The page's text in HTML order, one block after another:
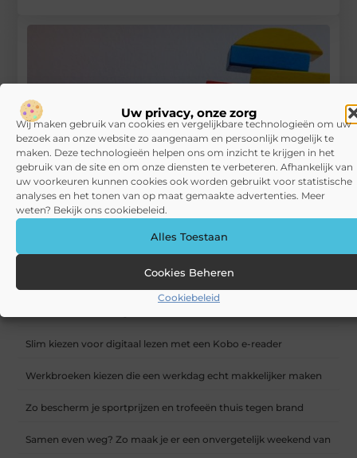
Uw privacy, onze zorg
Wij maken gebruik van cookies en vergelijkbare technologieën om uw
bezoek aan onze website zo aangenaam en persoonlijk mogelijk te
maken. Deze technologieën helpen ons om inzicht te krijgen in het
gebruik van de site en om onze diensten te verbeteren. Afhankelijk van
uw voorkeuren kunnen cookies ook worden gebruikt voor statistische
analyses en het tonen van op maat gemaakte advertenties. Meer
weten? Bekijk ons cookiebeleid.
Alles Toestaan
Cookies Beheren
Cookiebeleid
Navigating new horizons: find your expat psychologist in
RECENTE BERICHTEN
Actief genieten én relaxen: waarom Gelderland de perfecte
Slim kiezen voor digitaal lezen met een Kobo e-reader
Werkbroeken kiezen die een werkdag echt makkelijker maken
Zo bescherm je sportprijzen en trofeeën thuis tegen brand
Samen even weg? Zo maak je er een onvergetelijk weekend van